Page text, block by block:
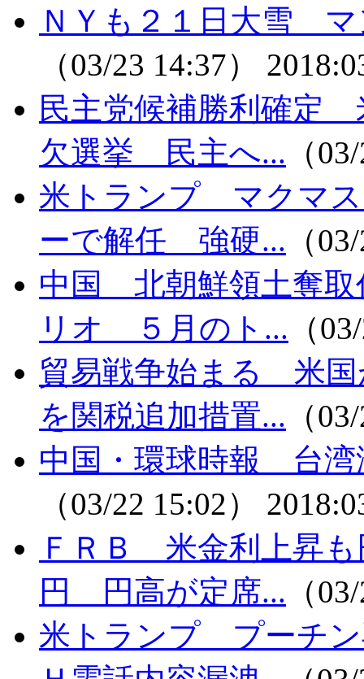
ＮＹも２１日大雪
（03/23 14:37）
民主党候補勝利確定
欠選挙 民主へ... （
米トランプ マクマス
ーで解任 強硬... （
中国 北朝鮮領土奪
リオ ５月のト... （
貿易戦争始まる 米国
を関税追加措置... （
中国・環球時報 台湾
（03/22 15:02）
ＦＲＢ 米金利上昇も
円 円高が定席... （
米トランプ プーチン